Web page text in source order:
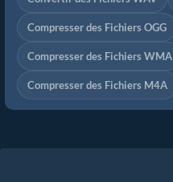
Compresser des Fichiers OGG
Compresser des Fichiers WMA
Compresser des Fichiers M4A